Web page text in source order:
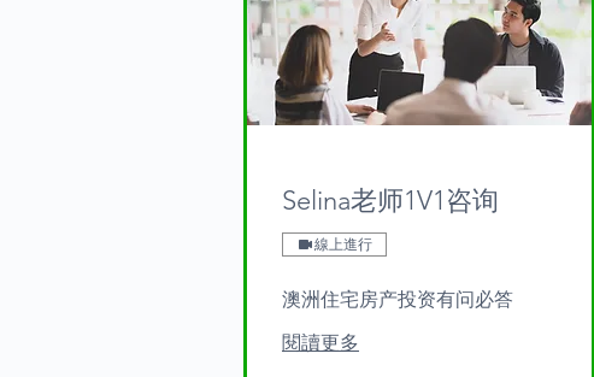
Selina老师1V1咨询
線上進行
澳洲住宅房产投资有问必答
閱讀更多